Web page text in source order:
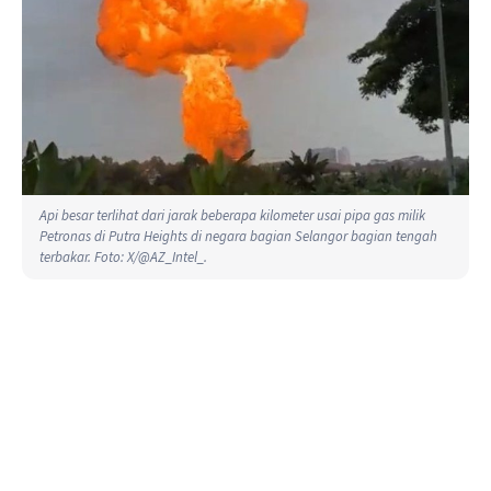
Api besar terlihat dari jarak beberapa kilometer usai pipa gas milik
Petronas di Putra Heights di negara bagian Selangor bagian tengah
terbakar. Foto: X/@AZ_Intel_.